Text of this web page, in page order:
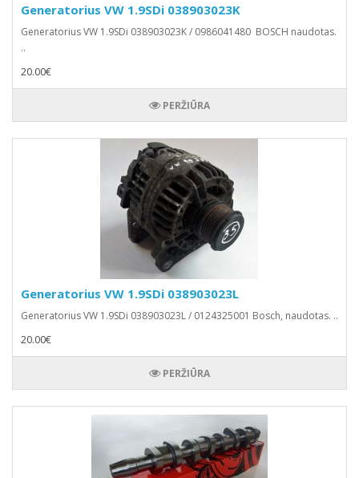
Generatorius VW 1.9SDi 038903023K
Generatorius VW 1.9SDi 038903023K / 0986041480 BOSCH naudotas.
..
20.00€
PERŽIŪRA
Generatorius VW 1.9SDi 038903023L
Generatorius VW 1.9SDi 038903023L / 0124325001 Bosch, naudotas. ..
20.00€
PERŽIŪRA